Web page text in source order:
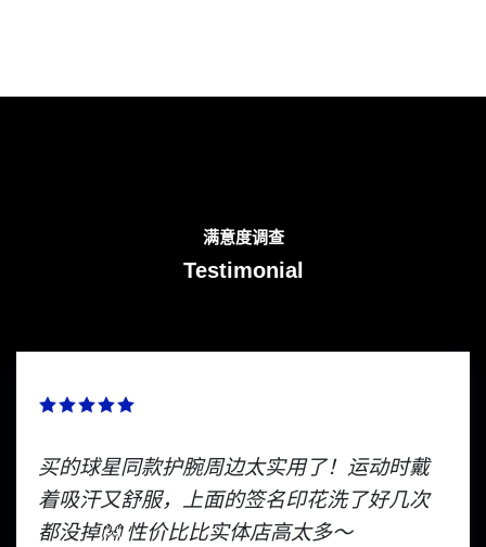
满意度调查
Testimonial
买的球星同款护腕周边太实用了！运动时戴
着吸汗又舒服，上面的签名印花洗了好几次
都没掉👐 性价比比实体店高太多～